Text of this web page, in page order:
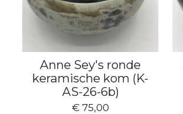
Anne Sey's ronde
keramische kom (K-
AS-26-6b)
€ 75,00